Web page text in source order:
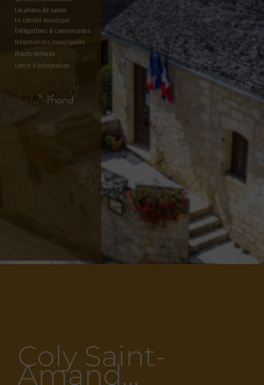
Locations de salles
Le conseil municipal
Délégations & commissions
Informations municipales
Lettre d'information
Procès verbaux
Coly Saint-
Amand…